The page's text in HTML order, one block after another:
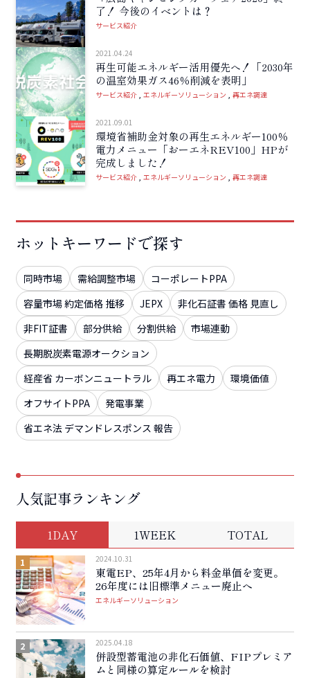
了！ 今後のイベントは？
サービス紹介
2021.04.24
再生可能エネルギー活用優先へ！「2030年
の温室効果ガス46％削減を表明」
サービス紹介 エネルギーソリューション 再エネ調達
2021.09.01
環境省補助金対象の再生エネルギー100％
電力メニュー「おーエネREV100」HPが
完成しました！
サービス紹介 エネルギーソリューション 再エネ調達
ホットキーワードで探す
同時市場 需給調整市場
コーポレートPPA
容量市場 約定価格 推移
JEPX
非化石証書 価格 見直し
非FIT証書
部分供給 分割供給
市場連動
長期脱炭素電源オークション
経産省 カーボンニュートラル
再エネ電力
環境価値
オフサイトPPA
発電事業
省エネ法 デマンドレスポンス 報告
人気記事ランキング
1DAY 1WEEK TOTAL
2024.10.31
東電EP、25年4月から料金単価を変更。
26年度には旧標準メニュー廃止へ
エネルギーソリューション
2025.04.18
併設型蓄電池の非化石価値、FIPプレミア
ムと同様の算定ルールを検討